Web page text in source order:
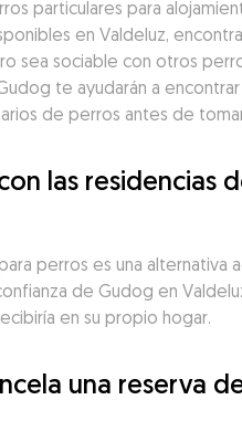
particulares para
en Valdeluz,
sea sociable con otros
te ayudarán a
de perros antes de
las residencias
perros es una alternativa
de Gudog en
en su propio hogar.
una reserva